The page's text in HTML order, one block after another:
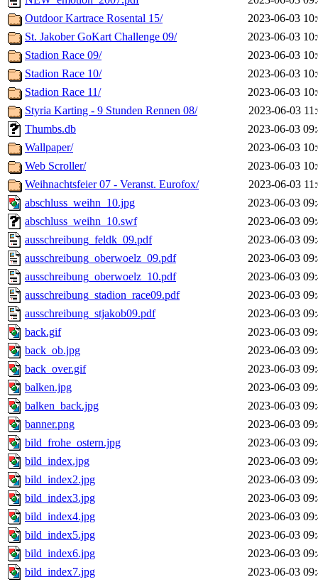
Outdoor Kartrace Rosental 15/
2023-06-03
St. Jakober GoKart Challenge 09/
2023-06-03
Stadion Race 09/
2023-06-03
Stadion Race 10/
2023-06-03
Stadion Race 11/
2023-06-03
Styria Karting - 9 Stunden Rennen 08/
2023-06-03
Thumbs.db
2023-06-03
Wallpaper/
2023-06-03
Web Scroller/
2023-06-03
Weihnachtsfeier 07 - Veranst. Eurofox/
2023-06-03
abschluss_weihn_10.jpg
2023-06-03
abschluss_weihn_10.swf
2023-06-03
ausschreibung_feldk_09.pdf
2023-06-03
ausschreibung_oberwoelz_09.pdf
2023-06-03
ausschreibung_oberwoelz_10.pdf
2023-06-03
ausschreibung_stadion_race09.pdf
2023-06-03
ausschreibung_stjakob09.pdf
2023-06-03
back.gif
2023-06-03
back_ob.jpg
2023-06-03
back_over.gif
2023-06-03
balken.jpg
2023-06-03
balken_back.jpg
2023-06-03
banner.png
2023-06-03
bild_frohe_ostern.jpg
2023-06-03
bild_index.jpg
2023-06-03
bild_index2.jpg
2023-06-03
bild_index3.jpg
2023-06-03
bild_index4.jpg
2023-06-03
bild_index5.jpg
2023-06-03
bild_index6.jpg
2023-06-03
bild_index7.jpg
2023-06-03